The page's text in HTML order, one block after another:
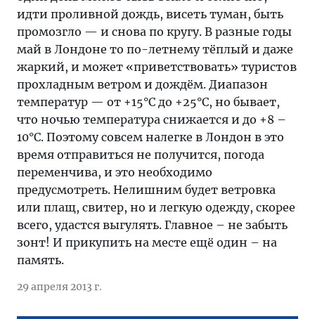
идти проливной дождь, висеть туман, быть
промозгло — и снова по кругу. В разные годы
май в Лондоне то по-летнему тёплый и даже
жаркий, и может «приветствовать» туристов
прохладным ветром и дождём. Диапазон
температур — от +15°C до +25°C, но бывает,
что ночью температура снижается и до +8 –
10°C. Поэтому совсем налегке в Лондон в это
время отправиться не получится, погода
переменчива, и это необходимо
предусмотреть. Нелишним будет ветровка
или плащ, свитер, но и легкую одежду, скорее
всего, удастся выгулять. Главное – не забыть
зонт! И прикупить на месте ещё один – на
память.
29 апреля 2013 г.